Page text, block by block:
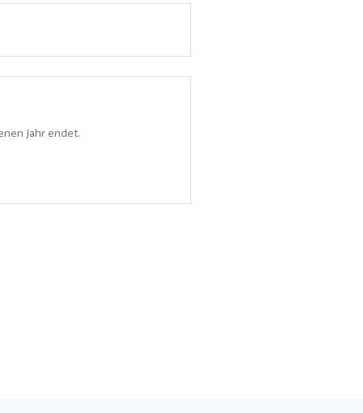
Jahr endet.